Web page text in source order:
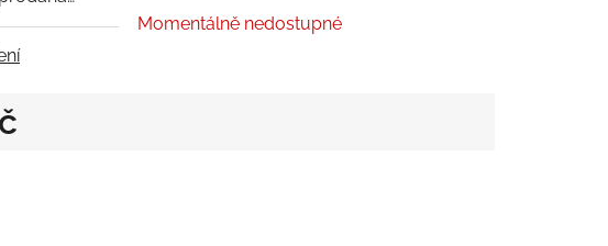
Momentálně nedostupné